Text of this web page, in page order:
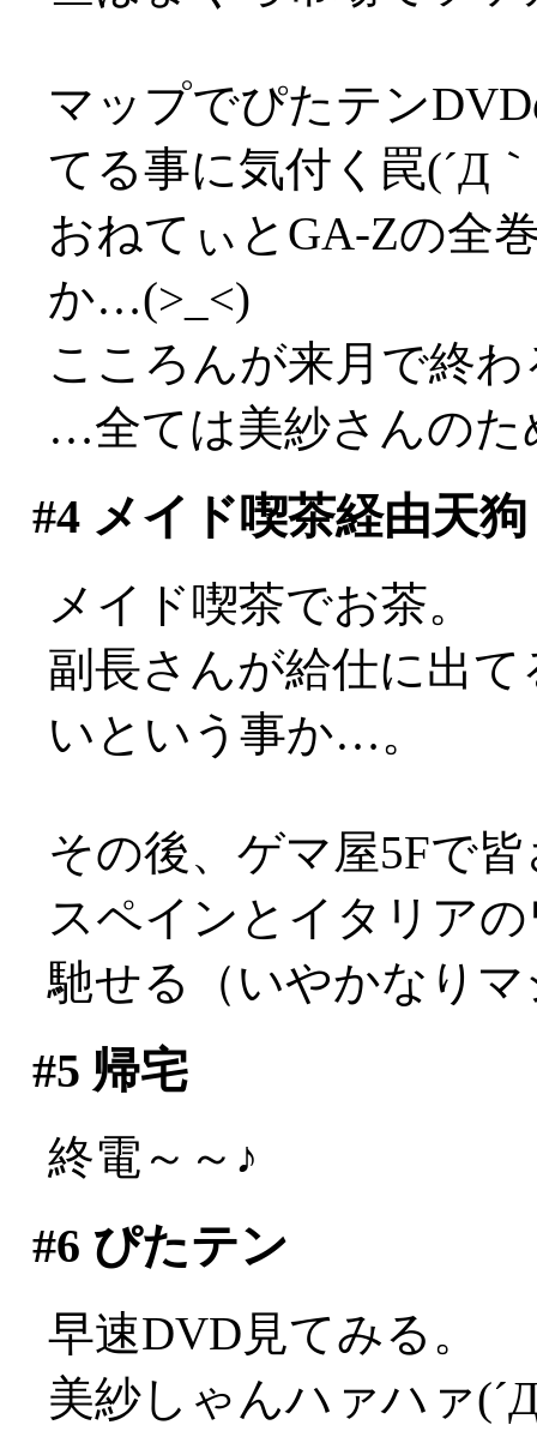
マップでぴたテン
てる事に気付く罠(´Д
おねてぃとGA-Zの全
か…(>_<)
こころんが来月で終
…全ては美紗さんのた
#4メイド喫茶経由天狗
メイド喫茶でお茶。
副長さんが給仕に出
いという事か…。
その後、ゲマ屋5Fで
スペインとイタリア
馳せる（いやかなりマ
#5 帰宅
終電～～♪
#6 ぴたテン
早速DVD見てみる。
美紗しゃんハァハァ